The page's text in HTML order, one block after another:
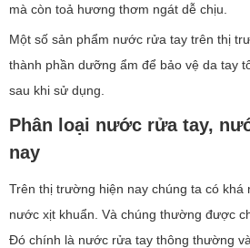
mà còn toả hương thơm ngát dễ chịu.
Một số sản phẩm nước rửa tay trên thị
thành phần dưỡng ẩm để bảo vệ da tay
sau khi sử dụng.
Phân loại nước rửa tay,
nay
Trên thị trường hiện nay chúng ta có khá
nước xịt khuẩn. Và chúng thường được
Đó chính là nước rửa tay thông thường